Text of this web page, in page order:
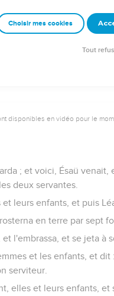
il passait Peniel ; et il
les fils d'Israël ne
de la hanche de Jacob
disponibles en vidéo pour le
; et voici, Ésaü
deux servantes.
leurs enfants, et puis
en terre par sept
l'embrassa, et se jeta à
et les enfants, et
serviteur.
elles et leurs enfants, et
Choisir mes cookies
Tout